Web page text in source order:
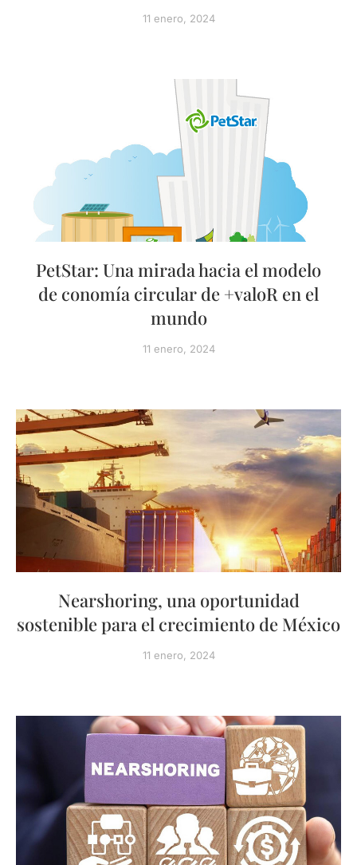
11 enero, 2024
PetStar: Una mirada hacia el modelo
de conomía circular de +valoR en el
mundo
11 enero, 2024
Nearshoring, una oportunidad
sostenible para el crecimiento de México
11 enero, 2024